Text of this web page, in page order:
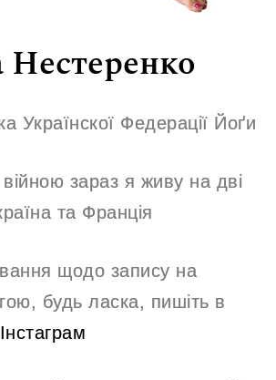
Нестеренко
Українскої Федерації Йоґи
війною зараз я живу на дві
та Франція
щодо запису на
будь ласка, пишіть в
Інстаграм